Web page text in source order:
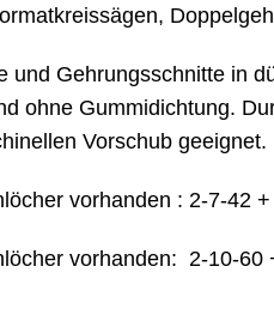
und Gehrungsschnitte in
ohne Gummidichtung.
Vorschub
vorhanden : 2-7-42
vorhanden: 2-10-60